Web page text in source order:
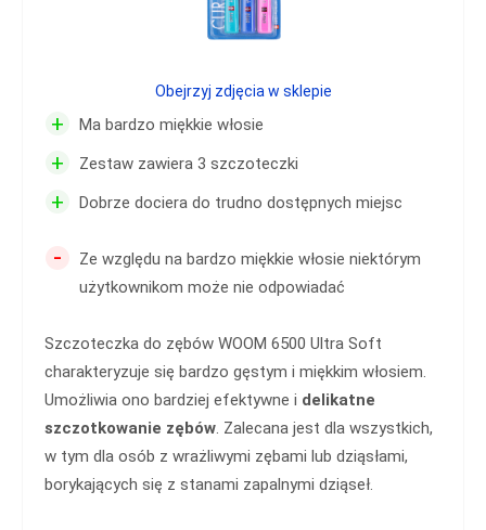
+ Ma bardzo miękkie włosie
+ Zestaw zawiera 3 szczoteczki
+ Dobrze dociera do trudno dostępnych miejsc
-
Ze względu na bardzo miękkie włosie niektórym
użytkownikom może nie odpowiadać
Szczoteczka do zębów WOOM 6500 Ultra Soft
charakteryzuje się bardzo gęstym i miękkim włosiem.
Umożliwia ono bardziej efektywne i delikatne
szczotkowanie zębów. Zalecana jest dla wszystkich,
w tym dla osób z wrażliwymi zębami lub dziąsłami,
borykających się z stanami zapalnymi dziąseł.
Obejrzyj zdjęcia w sklepie